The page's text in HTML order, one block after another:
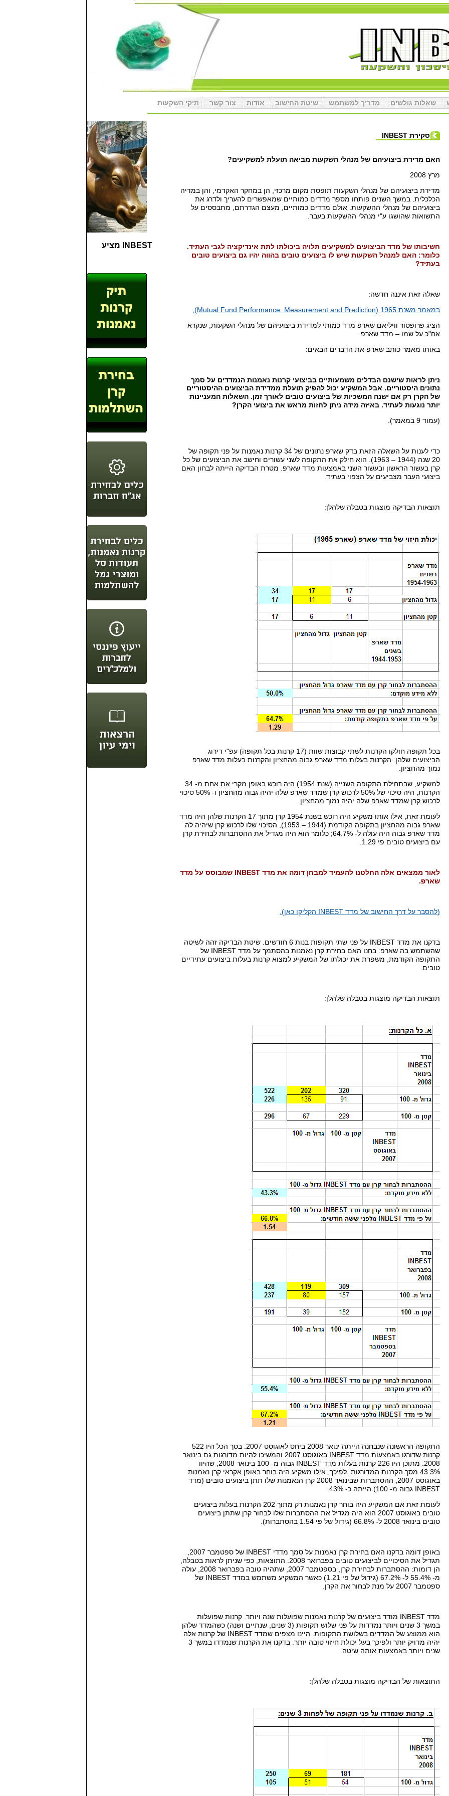
שאלות גולשים מדריך למשתמש שיטת החישוב אודות צור קשר תיקי השקעות
סקירת INBEST
האם מדידת ביצועיהם של מנהלי השקעות מביאה תועלת למשקיעים?
מרץ 2008
מדידת ביצועיהם של מנהלי השקעות תופסת מקום מרכזי
הן במחקר האקדמי
והן במדיה
הכלכלית במשך השנים פותחו מספר מדדים כמותיים שמאפשרים להעריך ולדרג את
ביצועיהם של מנהלי ההשקעות אולם מדדים כמותיים מעצם הגדרתם
מתבססים על
התשואות שהושגו ע"י מנהלי ההשקעות בעבר
חשיבותו של מדד הביצועים למשקיעים תלויה ביכולתו לתת אינדיקציה לגבי העתיד.
כלומר: האם למנהל השקעות שיש לו ביצועים טובים בהווה יהיו גם ביצועים טובים
בעתיד?
שאלה זאת איננה חדשה:
במאמר משנת 1965
(Mutual Fund Performance: Measurement and Prediction),
הציג פרופסור וויליאם שארפ מדד כמותי למדידת ביצועיהם של מנהלי השקעות שנקרא
אח"כ על שמו – מדד שארפ
באותו מאמר כותב שארפ את הדברים הבאים:
ניתן לראות שישנם הבדלים משמעותיים בביצועי קרנות נאמנות הנמדדים על סמך
נתונים היסטוריים. אבל המשקיע יכול להפיק תועלת ממדידת הביצועים ההיסטוריים
של הקרן רק אם ישנה המשכיות של ביצועים טובים לאורך זמן. השאלות המעניינות
יותר נוגעות לעתיד. באיזה מידה ניתן לחזות מראש את ביצועי הקרן?
(עמוד 9 במאמר).
כדי לענות על השאלה הזאת בדק שארפ נתונים של 34 קרנות נאמנות על פני תקופה של
20 שנה (1944 – 1963).
הוא חילק את התקופה לשני עשורים וחישב את הביצועים של כל
קרן בעשור הראשון ובעשור השני באמצעות מדד שארפ
מטרת הבדיקה הייתה לבחון האם
ביצועי העבר מצביעים על הצפוי בעתיד
תוצאות הבדיקה מוצגות בטבלה שלהלן:
בכל תקופה חולקו הקרנות לשתי קבוצות שוות (17 קרנות בכל תקופה) עפ"י דירוג
הביצועים שלהן: הקרנות בעלות מדד שארפ גבוה מהחציון והקרנות בעלות מדד שארפ
נמוך מהחציון
למשקיע שבתחילת התקופה השנייה (שנת 1954) היה רוכש באופן מקרי את אחת מ- 34
הקרנות היה סיכוי של 50% לרכוש קרן שמדד שארפ שלה יהיה גבוה מהחציון ו- 50%
סיכוי
לרכוש קרן שמדד שארפ שלה יהיה נמוך מהחציון
לעומת זאת אילו אותו משקיע היה רוכש בשנת 1954 קרן מתוך 17 הקרנות שלהן היה מדד
שארפ גבוה מהחציון בתקופה הקודמת (1944 – 1953),
הסיכוי שלו לרכוש קרן שיהיה לה
מדד שארפ גבוה היה עולה ל- 64.7%;
כלומר הוא היה מגדיל את ההסתברות לבחירת קרן
עם ביצועים טובים פי 1.29.
לאור ממצאים אלה החלטנו להעמיד למבחן דומה את מדד INBEST שמבוסס על מדד
שארפ.
(להסבר על דרך החישוב של מדד INBEST הקליקו כאן).
בדקנו את מדד INBEST על פני שתי תקופות בנות 6 חודשים שיטת הבדיקה זהה לשיטה
שהשתמש בה שארפ: בחנו האם בחירת קרן נאמנות בהסתמך על מדד INBEST של
התקופה הקודמת משפרת את יכולתו של המשקיע למצוא קרנות בעלות ביצועים עתידיים
טובים
תוצאות הבדיקה מוצגות בטבלה שלהלן:
התקופה הראשונה שנבחנה הייתה ינואר 2008 ביחס לאוגוסט 2007. בסך הכל היו 522
קרנות שדורגו באמצעות מדד INBEST באוגוסט 2007 והמשיכו להיות מדורגות גם בינואר
2008.
מתוכן היו 226 קרנות בעלות מדד INBEST גבוה מ- 100 בינואר 2008, שהיוו
43.3% מסך הקרנות המדורגות לפיכך אילו משקיע היה בוחר באופן אקראי קרן נאמנות
באוגוסט 2007, ההסתברות שבינואר 2008 קרן הנאמנות שלו תתן ביצועים טובים (מדד
INBEST גבוה מ- 100) הייתה כ- 43%.
לעומת זאת אם המשקיע היה בוחר קרן נאמנות רק מתוך 202 הקרנות בעלות ביצועים
טובים באוגוסט 2007 הוא היה מגדיל את ההסתברות שלו לבחור קרן שתתן ביצועים
טובים בינואר 2008 ל- 66.8% ( גידול של פי 1.54 בהסתברות).
באופן דומה בדקנו האם בחירת קרן נאמנות על סמך מדדי INBEST של ספטמבר 2007,
תגדיל את הסיכויים לביצועים טובים בפברואר 2008. התוצאות כפי שניתן לראות בטבלה
הן דומות: ההסתברות לבחירת קרן בספטמבר 2007, שתהיה טובה בפברואר 2008, עולה
מ- 55.4% ל- 67.2% ( גידול של פי 1.21) כאשר המשקיע משתמש במדד INBEST של
ספטמבר 2007 על מנת לבחור את הקרן
מדד INBEST מודד ביצועים של קרנות נאמנות שפועלות שנה ויותר קרנות שפועלות
במשך 3 שנים ויותר נמדדות על פני שלוש תקופות (3 שנים שנתיים ושנה) כשהמדד שלהן
הוא ממוצע של המדדים בשלושת התקופות היינו מצפים שמדד INBEST של קרנות אלה
יהיה מדויק יותר ולפיכך בעל יכולת חיזוי טובה יותר בדקנו את הקרנות שנמדדו במשך 3
שנים ויותר באמצעות אותה שיטה
התוצאות של הבדיקה מוצגות בטבלה שלהלן:
INBEST מציע